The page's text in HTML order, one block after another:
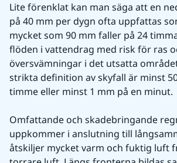
Lite förenklat kan man säga att en
på 40 mm per dygn ofta uppfattas
mycket som 90 mm faller på 24
flöden i vattendrag med risk för ras
översvämningar i det utsatta
strikta definition av skyfall är minst
timme eller minst 1 mm på en minut.
Omfattande och skadebringande
uppkommer i anslutning till
åtskiljer mycket varm och fuktig luft